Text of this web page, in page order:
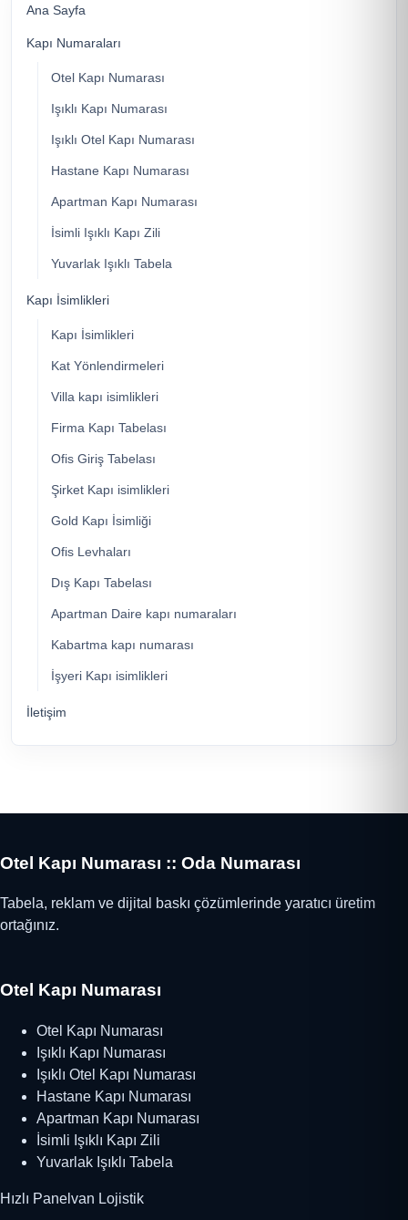
Ana Sayfa
Kapı Numaraları
Otel Kapı Numarası
Işıklı Kapı Numarası
Işıklı Otel Kapı Numarası
Hastane Kapı Numarası
Apartman Kapı Numarası
İsimli Işıklı Kapı Zili
Yuvarlak Işıklı Tabela
Kapı İsimlikleri
Kapı İsimlikleri
Kat Yönlendirmeleri
Villa kapı isimlikleri
Firma Kapı Tabelası
Ofis Giriş Tabelası
Şirket Kapı isimlikleri
Gold Kapı İsimliği
Ofis Levhaları
Dış Kapı Tabelası
Apartman Daire kapı numaraları
Kabartma kapı numarası
İşyeri Kapı isimlikleri
İletişim
Otel Kapı Numarası :: Oda Numarası
Tabela, reklam ve dijital baskı çözümlerinde yaratıcı üretim
ortağınız.
Otel Kapı Numarası
Otel Kapı Numarası
Işıklı Kapı Numarası
Işıklı Otel Kapı Numarası
Hastane Kapı Numarası
Apartman Kapı Numarası
İsimli Işıklı Kapı Zili
Yuvarlak Işıklı Tabela
Hızlı Panelvan Lojistik